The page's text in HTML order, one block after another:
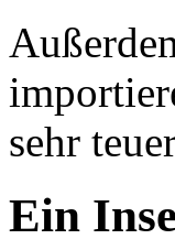
sehr
Ein